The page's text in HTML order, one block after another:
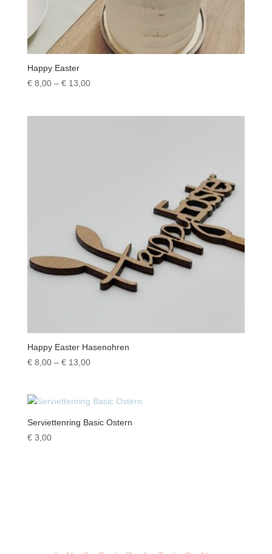
Happy Easter
€8,00 – €13,00Preisspanne:
Happy Easter Hasenohren
€8,00 – €13,00Preisspanne:
€ 13,00
Serviettenring Basic Ostern
€3,00